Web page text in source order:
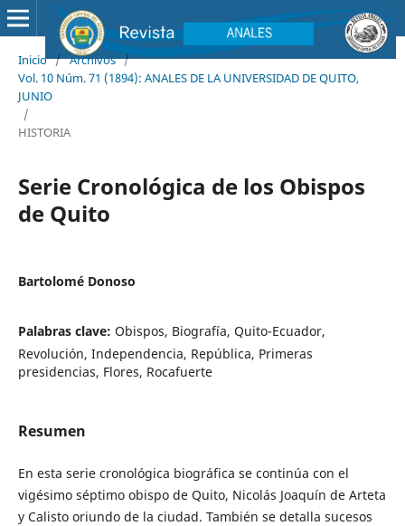
Inicio / Archivos /
Vol. 10 Núm. 71 (1894): ANALES DE LA UNIVERSIDAD DE QUITO,
JUNIO
/
HISTORIA
Serie Cronológica de los Obispos
de Quito
Bartolomé Donoso
Palabras clave: Obispos, Biografía, Quito-Ecuador,
Revolución, Independencia, República, Primeras
presidencias, Flores, Rocafuerte
Resumen
En esta serie cronológica biográfica se continúa con el
vigésimo séptimo obispo de Quito, Nicolás Joaquín de Arteta
y Calisto oriundo de la ciudad. También se detalla sucesos